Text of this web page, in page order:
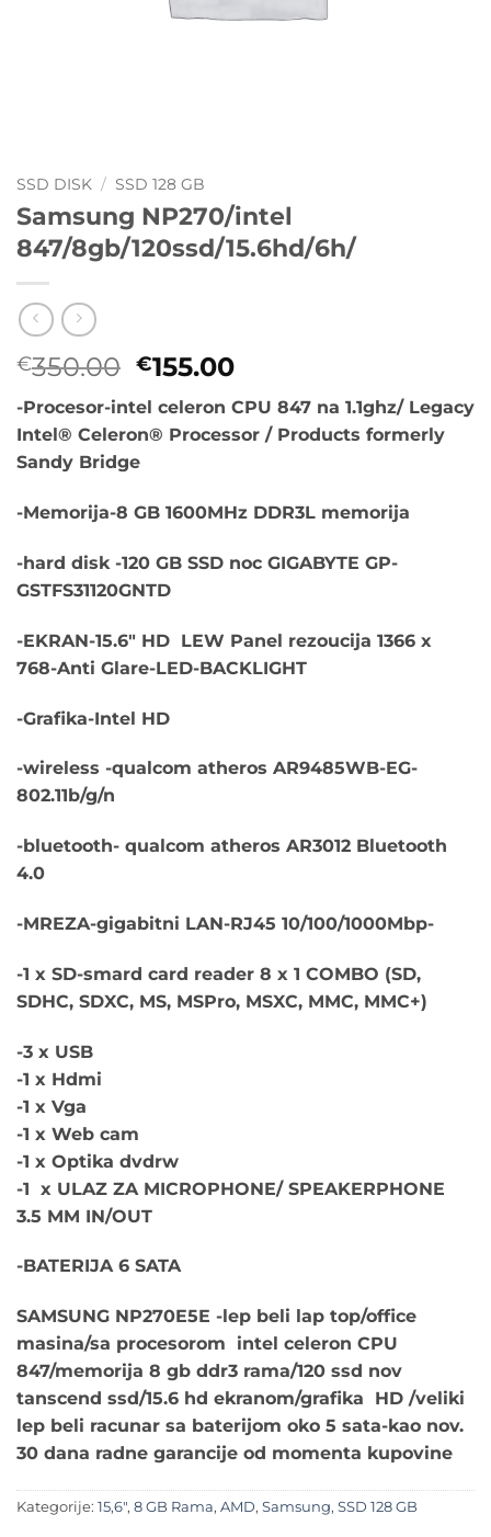
SSD DISK / SSD 128 GB
Samsung NP270/intel
847/8gb/120ssd/15.6hd/6h/
€350.00 Originalna
cena
je
bila:
€350.00.
€155.00Trenutna
cena
je:
€155.00.
-Procesor-intel celeron CPU 847 na 1.1ghz/ Legacy
Intel® Celeron® Processor / Products formerly
Sandy Bridge
-Memorija-8 GB 1600MHz DDR3L memorija
-hard disk -120 GB SSD noc GIGABYTE GP-
GSTFS31120GNTD
-EKRAN-15.6″ HD LEW Panel rezoucija 1366 x
768-Anti Glare-LED-BACKLIGHT
-Grafika-Intel HD
-wireless -qualcom atheros AR9485WB-EG-
802.11b/g/n
-bluetooth- qualcom atheros AR3012 Bluetooth
4.0
-MREZA-gigabitni LAN-RJ45 10/100/1000Mbp-
-1 x SD-smard card reader 8 x 1 COMBO (SD,
SDHC, SDXC, MS, MSPro, MSXC, MMC, MMC+)
-3 x USB
-1 x Hdmi
-1 x Vga
-1 x Web cam
-1 x Optika dvdrw
-1 x ULAZ ZA MICROPHONE/SPEAKERPHONE
3.5 MM IN/OUT
-BATERIJA 6 SATA
SAMSUNG NP270E5E -lep beli lap top/office
masina/sa procesorom intel celeron CPU
847/memorija 8 gb ddr3 rama/120 ssd nov
tanscend ssd/15.6 hd ekranom/grafika HD /veliki
lep beli racunar sa baterijom oko 5 sata-kao nov.
30 dana radne garancije od momenta kupovine
Kategorije: 15,6", 8 GB Rama, AMD, Samsung, SSD 128 GB